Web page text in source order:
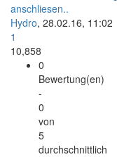
anschliesen..
Hydro, 28.02.16, 11:02
1
10,858
0
Bewertung(en)
-
0
von
5
durchschnittlich